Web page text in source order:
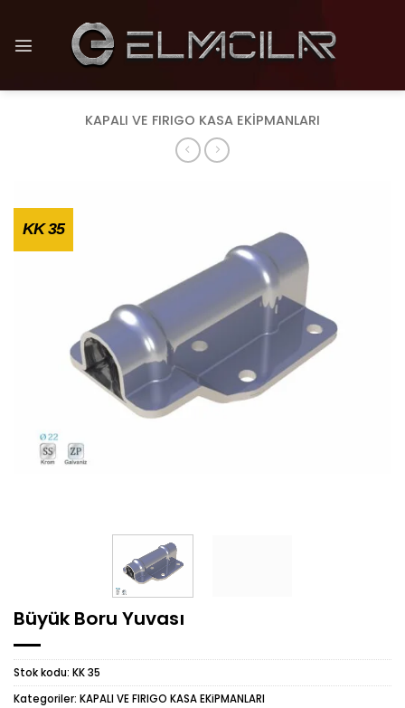
atla
KAPALI VE FIRIGO KASA EKIPMANLARI
KK 35
Büyük Boru Yuvası
Stok kodu: KK 35
Kategoriler: KAPALI VE FIRIGO KASA EKiPMANLARI